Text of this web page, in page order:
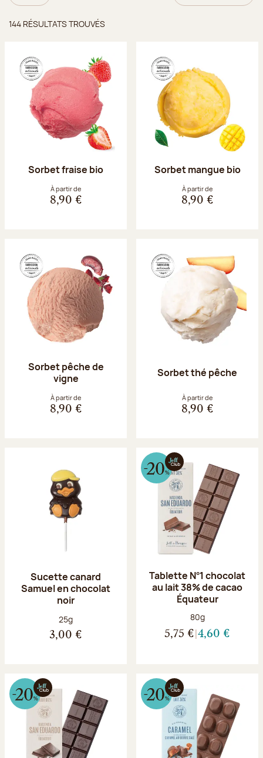
144 RÉSULTATS TROUVÉS
Sorbet fraise bio
À partir de
8,90 €
Sorbet mangue bio
À partir de
8,90 €
Sorbet pêche de
vigne
À partir de
8,90 €
Sorbet thé pêche
À partir de
8,90 €
Sucette canard
Samuel en chocolat
noir
Poids net :
25g
3,00 €
Tablette N°1 chocolat
au lait 38% de cacao
Équateur
Poids net :
80g
5,75 € 4,60 €